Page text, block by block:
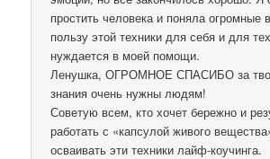
простить человека и поняла огромные
пользу этой техники для себя и для
нуждается в моей помощи.
Ленушка, ОГРОМНОЕ СПАСИБО за
знания очень нужны людям!
Советую всем, кто хочет бережно и
работать с «капсулой живого
осваивать эти техники лайф-коучинга.